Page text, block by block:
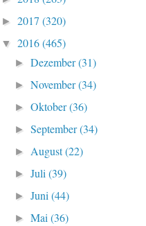
► 2017 (320)
▼ 2016(465)
►Dezember(31)
►November(34)
►Oktober(36)
►September(34)
► August(22)
►Juli(39)
►Juni(44)
►Mai(36)